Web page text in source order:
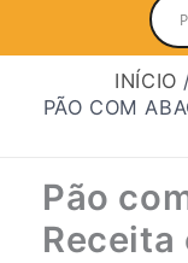
INÍCIO
PÃO COM
Pão
Receita